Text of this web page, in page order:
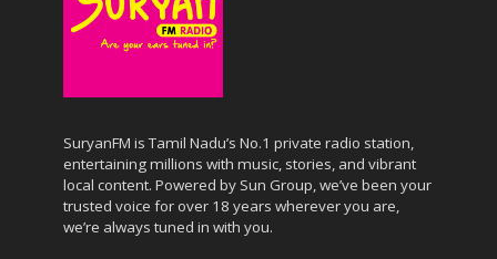
SuryanFM is Tamil Nadu’s No.1 private radio station,
entertaining millions with music, stories, and vibrant
local content. Powered by Sun Group, we’ve been your
trusted voice for over 18 years wherever you are,
we’re always tuned in with you.